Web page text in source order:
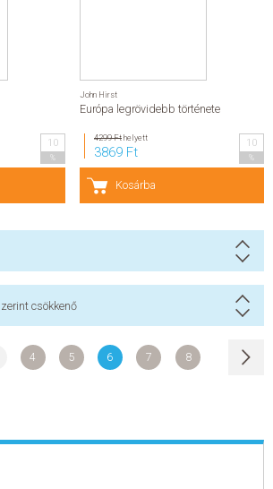
10
John Hirst
Európa legrövidebb története
4299 Fthelyett
3869 Ft
10
Kosárba
csökkenő
4 5 6 7 8